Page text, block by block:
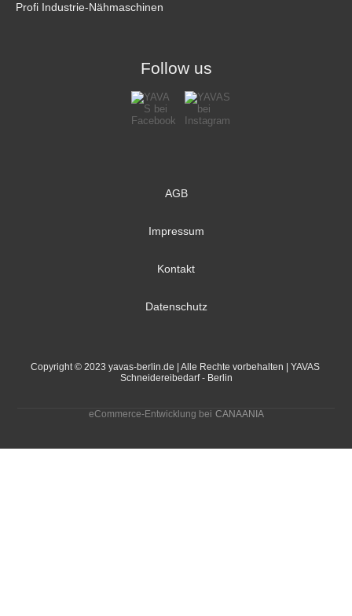
Profi Industrie-Nähmaschinen
Follow us
AGB
Impressum
Kontakt
Datenschutz
Copyright © 2023 yavas-berlin.de | Alle Rechte vorbehalten | YAVAS
Schneidereibedarf - Berlin
eCommerce-Entwicklung bei CANAANIA